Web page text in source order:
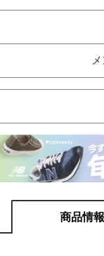
商品情報